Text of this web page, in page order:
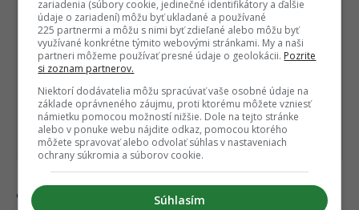
7. Karlie Kloss
zariadenia (súbory cookie, jedinečné identifikátory a ďalšie
údaje o zariadení) môžu byť ukladané a používané
225 partnermi a môžu s nimi byť zdieľané alebo môžu byť
využívané konkrétne týmito webovými stránkami. My a naši
partneri môžeme používať presné údaje o geolokácii. Pozrite
si zoznam partnerov.
Niektorí dodávatelia môžu spracúvať vaše osobné údaje na
základe oprávneného záujmu, proti ktorému môžete vzniesť
námietku pomocou možností nižšie. Dole na tejto stránke
alebo v ponuke webu nájdite odkaz, pomocou ktorého
môžete spravovať alebo odvolať súhlas v nastaveniach
ochrany súkromia a súborov cookie.
Súhlasím